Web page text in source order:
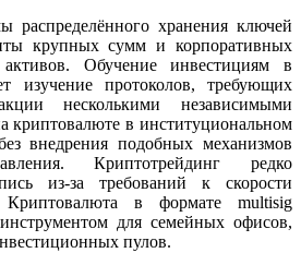
распределённого хранения ключей
крупных сумм и корпоративных
Обучение инвестициям в
изучение протоколов, требующих
несколькими независимыми
криптовалюте в институциональном
внедрения подобных механизмов
Криптотрейдинг редко
из-за требований к скорости
Криптовалюта в формате multisig
для семейных офисов,
пулов.